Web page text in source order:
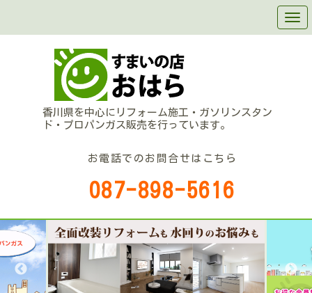
香川県を中心にリフォーム施工・ガソリンスタン
ド・プロパンガス販売を行っています。
お電話でのお問合せはこちら
087-898-5616